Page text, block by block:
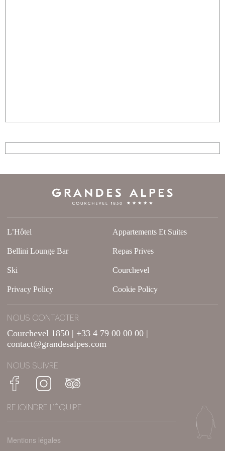
L’Hôtel Appartements Et Suites
Bellini Lounge Bar Repas Prives
Ski Courchevel
Privacy Policy Cookie Policy
NOUS CONTACTER
Courchevel 1850 | +33 4 79 00 00 00 |
contact@grandesalpes.com
NOUS SUIVRE
REJOINDRE L’ÉQUIPE
Mentions légales